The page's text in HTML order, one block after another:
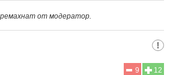
от модератор.
12
9